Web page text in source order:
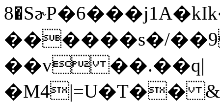
������s�/
��v ��.��q|
�M4|=U�T��